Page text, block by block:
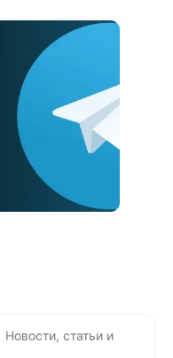
Новости, статьи и